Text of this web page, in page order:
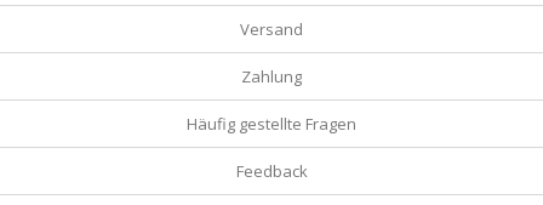
Versand
Zahlung
Häufig gestellte Fragen
Feedback